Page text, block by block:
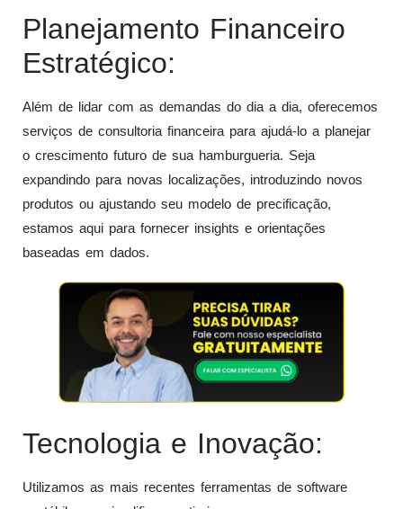
Planejamento Financeiro
Estratégico:
Além de lidar com as demandas do dia a dia, oferecemos
serviços de consultoria financeira para ajudá-lo a planejar
o crescimento futuro de sua hamburgueria. Seja
expandindo para novas localizações, introduzindo novos
produtos ou ajustando seu modelo de precificação,
estamos aqui para fornecer insights e orientações
baseadas em dados.
Tecnologia e Inovação:
Utilizamos as mais recentes ferramentas de software